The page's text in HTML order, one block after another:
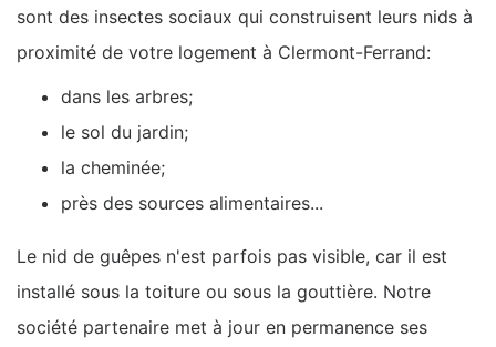
sont des insectes sociaux qui construisent leurs nids à
proximité de votre logement à Clermont-Ferrand:
dans les arbres;
le sol du jardin;
la cheminée;
près des sources alimentaires...
Le nid de guêpes n'est parfois pas visible, car il est
installé sous la toiture ou sous la gouttière. Notre
société partenaire met à jour en permanence ses